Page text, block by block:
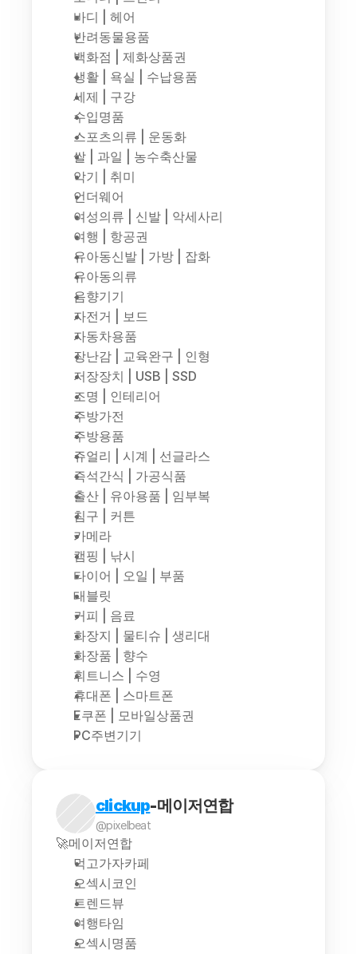
바디 | 헤어
반려동물용품
백화점 | 제화상품권
생활 | 욕실 | 수납용품
세제 | 구강
수입명품
스포츠의류 | 운동화
쌀 | 과일 | 농수축산물
악기 | 취미
언더웨어
여성의류 | 신발 | 악세사리
여행 | 항공권
유아동신발 | 가방 | 잡화
유아동의류
음향기기
자전거 | 보드
자동차용품
장난감 | 교육완구 | 인형
저장장치 | USB | SSD
조명 | 인테리어
주방가전
주방용품
쥬얼리 | 시계 | 선글라스
즉석간식 | 가공식품
출산 | 유아용품 | 임부복
침구 | 커튼
카메라
캠핑 | 낚시
타이어 | 오일 | 부품
태블릿
커피 | 음료
화장지 | 물티슈 | 생리대
화장품 | 향수
휘트니스 | 수영
휴대폰 | 스마트폰
E쿠폰 | 모바일상품권
PC주변기기
clickup-메이저연합
@pixelbeat
🚀메이저연합
먹고가자카페
오섹시코인
트렌드뷰
여행타임
오섹시명품